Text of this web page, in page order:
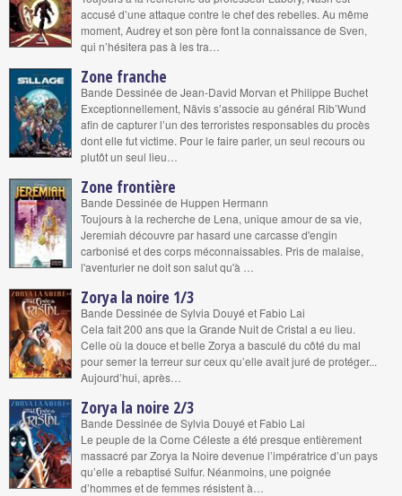
accusé d’une attaque contre le chef des rebelles. Au même
moment, Audrey et son père font la connaissance de Sven,
qui n’hésitera pas à les tra…
Zone franche
Bande Dessinée de Jean-David Morvan et Philippe Buchet
Exceptionnellement, Nävis s’associe au général Rib’Wund
afin de capturer l’un des terroristes responsables du procès
dont elle fut victime. Pour le faire parler, un seul recours ou
plutôt un seul lieu…
Zone frontière
Bande Dessinée de Huppen Hermann
Toujours à la recherche de Lena, unique amour de sa vie,
Jeremiah découvre par hasard une carcasse d'engin
carbonisé et des corps méconnaissables. Pris de malaise,
l'aventurier ne doit son salut qu'à …
Zorya la noire 1/3
Bande Dessinée de Sylvia Douyé et Fabio Lai
Cela fait 200 ans que la Grande Nuit de Cristal a eu lieu.
Celle où la douce et belle Zorya a basculé du côté du mal
pour semer la terreur sur ceux qu’elle avait juré de protéger...
Aujourd’hui, après…
Zorya la noire 2/3
Bande Dessinée de Sylvia Douyé et Fabio Lai
Le peuple de la Corne Céleste a été presque entièrement
massacré par Zorya la Noire devenue l’impératrice d’un pays
qu’elle a rebaptisé Sulfur. Néanmoins, une poignée
d’hommes et de femmes résistent à…